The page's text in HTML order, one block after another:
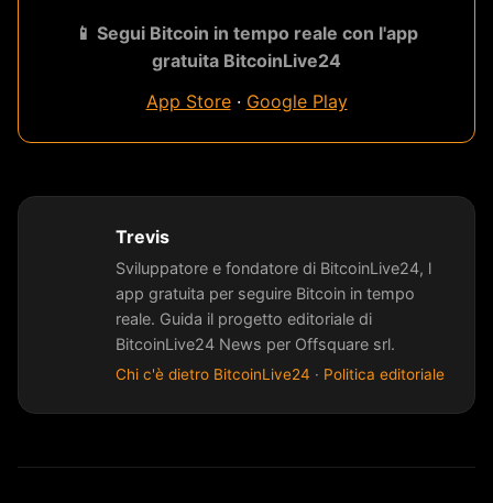
📱 Segui Bitcoin in tempo reale con l'app
gratuita BitcoinLive24
App Store· Google Play
Trevis
Sviluppatore e fondatore di BitcoinLive24, l
app gratuita per seguire Bitcoin in tempo
reale. Guida il progetto editoriale di
BitcoinLive24 News per Offsquare srl.
Chi c'è dietro BitcoinLive24 · Politica editoriale